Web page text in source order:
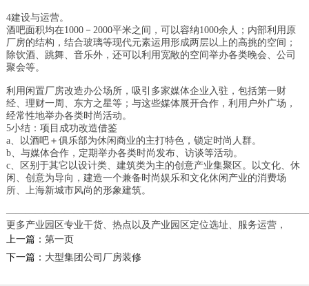
4建设与运营。
酒吧面积均在1000－2000平米之间，可以容纳1000余人；内部利用原
厂房的结构，结合玻璃等现代元素运用形成两层以上的高挑的空间；
除饮酒、跳舞、音乐外，还可以利用宽敞的空间举办各类晚会、公司
聚会等。
利用闲置厂房改造办公场所，吸引多家媒体企业入驻，包括第一财
经、理财一周、东方之星等；与这些媒体展开合作，利用户外广场，
经常性地举办各类时尚活动。
5小结：项目成功改造借鉴
a、以酒吧＋俱乐部为休闲商业的主打特色，锁定时尚人群。
b、与媒体合作，定期举办各类时尚发布、访谈等活动。
c、区别于其它以设计类、建筑类为主的创意产业集聚区。以文化、休
闲、创意为导向，建造一个兼备时尚娱乐和文化休闲产业的消费场
所、上海新城市风尚的形象建筑。
更多产业园区专业干货、热点以及产业园区定位选址、服务运营，
上一篇： 第一页
下一篇： 大型集团公司厂房装修
办公室厂房装饰装修
厂房式办公室装修要注意三个层次的目标和三个
基本要求： 第一层次是美观大方，能够充分满
2018-07-30
顶级办公室装修_创业学院
本案虽屋况老旧，基地面积却很大，让设计团队
得以大刀阔斧发挥空间配置专业以及安全建设。
设计师...
2018-07-23
厂房装修设计案例展示
多，他们一般管理有固定的流程，主材有自己的
2018-06-21